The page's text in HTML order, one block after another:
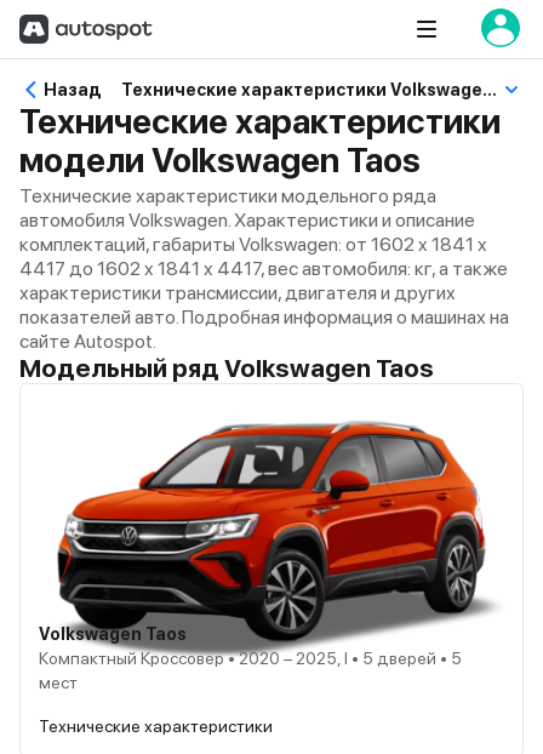
Назад Технические характеристики Volkswagen Taos
Технические характеристики
модели Volkswagen Taos
Технические характеристики модельного ряда
автомобиля Volkswagen. Характеристики и описание
комплектаций, габариты Volkswagen: от 1602 x 1841 x
4417 до 1602 x 1841 x 4417, вес автомобиля: кг, а также
характеристики трансмиссии, двигателя и других
показателей авто. Подробная информация о машинах на
сайте Autospot.
Модельный ряд Volkswagen Taos
Volkswagen Taos
Компактный Кроссовер • 2020 – 2025, I • 5 дверей • 5
мест
Технические характеристики